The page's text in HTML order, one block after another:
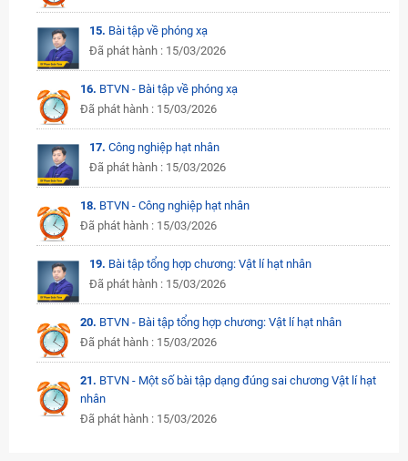
15. Bài tập về phóng xạ
Đã phát hành : 15/03/2026
16. BTVN - Bài tập về phóng xạ
Đã phát hành : 15/03/2026
17. Công nghiệp hạt nhân
Đã phát hành : 15/03/2026
18. BTVN - Công nghiệp hạt nhân
Đã phát hành : 15/03/2026
19. Bài tập tổng hợp chương: Vật lí hạt nhân
Đã phát hành : 15/03/2026
20. BTVN - Bài tập tổng hợp chương: Vật lí hạt nhân
Đã phát hành : 15/03/2026
21. BTVN - Một số bài tập dạng đúng sai chương Vật lí hạt
nhân
Đã phát hành : 15/03/2026